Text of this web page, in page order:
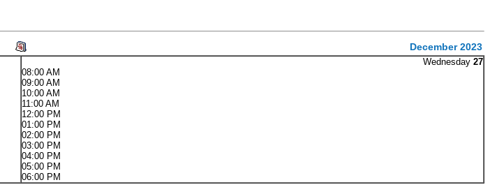
December 2023
Wednesday 27
08:00 AM
09:00 AM
10:00 AM
11:00 AM
12:00 PM
01:00 PM
02:00 PM
03:00 PM
04:00 PM
05:00 PM
06:00 PM